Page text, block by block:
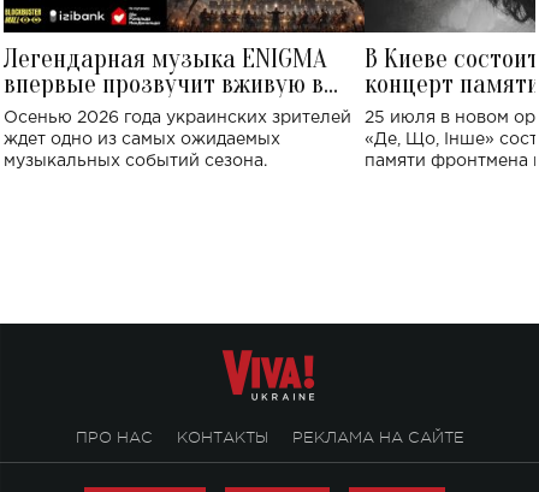
Легендарная музыка ENIGMA
впервые прозвучит вживую в
Украине: где состоится концерт
Осенью 2026 года украинских зрителей
ждет одно из самых ожидаемых
музыкальных событий сезона.
В Киеве
концерт
Клименко:
исполнят песни
25 июля в новом
«Де, Що, Інше»
памяти фронтмена
ПРО НАС КОНТАКТЫ РЕКЛАМА НА САЙТЕ